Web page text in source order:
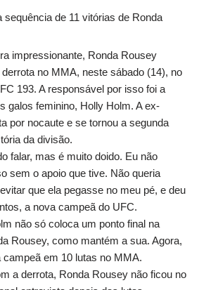
sequência de 11 vitórias de Ronda
impressionante, Ronda Rousey
no MMA, neste sábado (14), no
193. A responsável por isso foi a
galos feminino, Holly Holm. A ex-
por nocaute e se tornou a segunda
da divisão.
falar, mas é muito doido. Eu não
sem o apoio que tive. Não queria
que ela pegasse no meu pé, e deu
a nova campeã do UFC.
não só coloca um ponto final na
Rousey, como mantém a sua. Agora,
em 10 lutas no MMA.
a derrota, Ronda Rousey não ficou no